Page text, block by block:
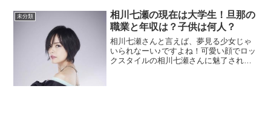
未分類
相川七瀬の現在は大学生！旦那の
職業と年収は？子供は何人？
相川七瀬さんと言えば、夢見る少女じゃ
いられなーい♪ですよね！可愛い顔でロッ
クスタイルの相川七瀬さんに魅了された